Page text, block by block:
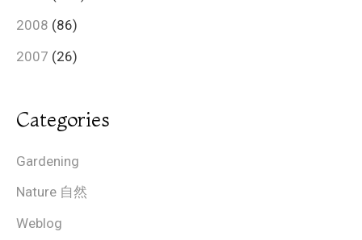
2008 (86)
2007 (26)
Categories
Gardening
Nature 自然
Weblog